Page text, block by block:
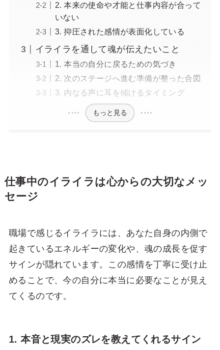
2. 本来の使命や才能と仕事内容が合って
いない
3. 抑圧された感情が表面化している
イライラを通して魂が伝えたいこと
1. 本当の自分に戻るための気づき
2. 次のステージへ進む準備が整った合図
3. 内なる声に耳を傾けるタイミング
もっと見る
仕事中のイライラは心からの大切なメッ
セージ
職場で感じるイライラには、あなた自身の内側で
起きているエネルギーの変化や、魂の成長を促す
サインが隠れています。この感情を丁寧に受け止
めることで、今の自分に本当に必要なことが見え
てくるのです。
1. 本音と現実のズレを教えてくれるサイン